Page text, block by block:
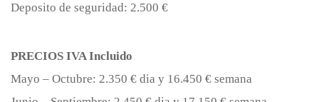
Deposito de seguridad: 2.500 €
PRECIOS IVA Incluido
Mayo – Octubre: 2.350 € dia y 16.450 € semana